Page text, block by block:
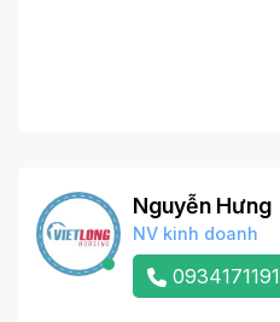
Nguyễn Hưng
NV kinh doanh
0934171191